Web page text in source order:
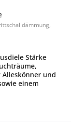
Stärke
und
einem